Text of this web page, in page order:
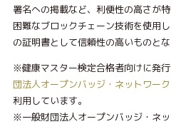
署名への掲載など、利便性の高さが
困難なブロックチェーン技術を使用
の証明書として信頼性の高いものとな
※健康マスター検定合格者向けに発行
団法人オープンバッジ・ネットワーク
利用しています。
※一般財団法人オープンバッジ・ネ